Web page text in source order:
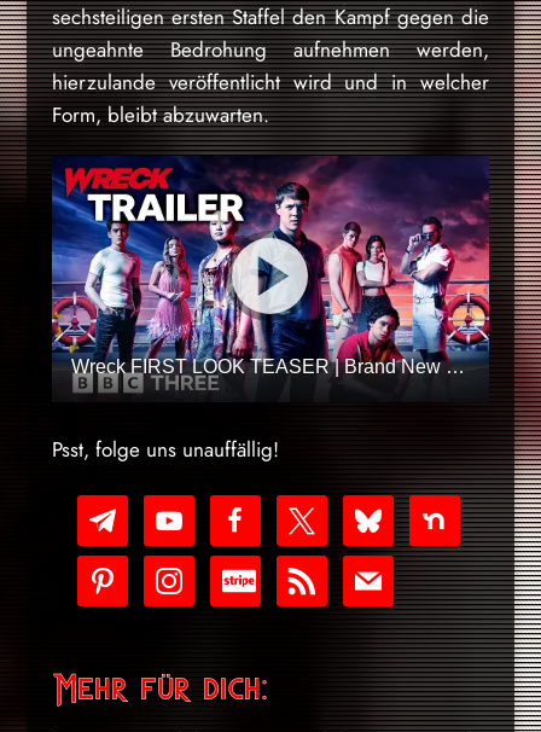
sechsteiligen ersten Staffel den Kampf gegen die
ungeahnte Bedrohung aufnehmen werden,
hierzulande veröffentlicht wird und in welcher
Form, bleibt abzuwarten.
Wreck FIRST LOOK TEASER | Brand New BBC Three Comedy Thriller
Psst, folge uns unauffällig!
telegram
youtube-
play
facebook blueskynextdoor
pinterest instagramcc-
stripe
rss mail
Mehr für dich: